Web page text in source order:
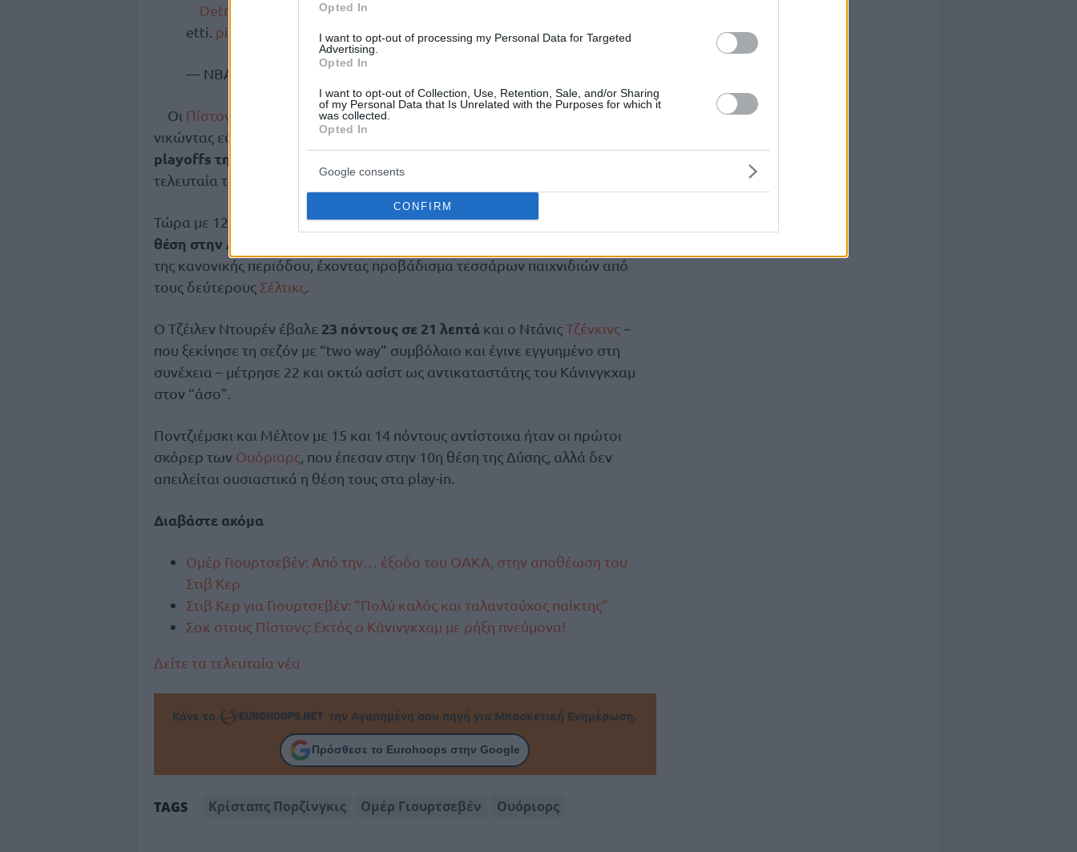
Opted In
I want to opt-out of processing my Personal Data for Targeted
Advertising.
Opted In
I want to opt-out of Collection, Use, Retention, Sale, and/or Sharing
of my Personal Data that Is Unrelated with the Purposes for which it
was collected.
Opted In
Google consents
CONFIRM
Detroit Pistons , evindeGolden State Warriors
etti. pic.twitter.com/A4BRcBpdps
— NBA Türkiye (@NBATurkiye)
Οι Πίστονς
πήραν διαφορά 14 πόντων στο τέλος της τρίτης περιόδου
νικώντας εύκολα κι εξασφάλισαν
playoffs της ανατολικής περιφέρειας για δεύτερη σερί χρονιά
τελευταία τους παρουσία ήταν το 2019.
Τώρα με 12 ματς να απομένουν, θα προσπαθήσουννα κρατήσουν την 1η
θέση στην Ανατολή
της κανονικής περιόδου, έχοντας προβάδισμα τεσσάρων παιχνιδιών από
τους δεύτερους Σέλτικς
Ο Τζέιλεν Ντουρέν έβαλε 23 πόντους σε 21 λεπτά και ο ΝτάνιςΤζένκινς–
που ξεκίνησε τη σεζόν με “two way” συμβόλαιο και έγινε εγγυημένο στη
συνέχεια – μέτρησε 22 και οκτώ ασίστ ως αντικαταστάτης του Κάνινγκχαμ
στον “άσο”.
Ποντζιέμσκι και Μέλτον με 15 και 14 πόντους αντίστοιχα ήταν οι πρώτοι
σκόρερ των Ουόριορς , που έπεσαν στην 10η θέση της Δύσης, αλλά δεν
απειλείται ουσιαστικά η θέση τους στα play-in.
Διαβάστε ακόμα
Ομέρ Γιουρτσεβέν: Από την… έξοδο του ΟΑΚΑ, στην αποθέωση του
Στιβ Κερ
Στιβ Κερ για Γιουρτσεβέν: “Πολύ καλός και ταλαντούχος παίκτης”
Σοκ στους Πίστονς: Εκτός ο Κάνινγκχαμ με ρήξη πνεύμονα!
Δείτε τα τελευταία νέα
Κάνε το την Αγαπημένη σου πηγή για Μπασκετική Ενημέρωση.
Πρόσθεσε το Eurohoops στην Google
TAGS Κρίσταπς Πορζίνγκις Ομέρ Γιουρτσεβέν Ουόριορς